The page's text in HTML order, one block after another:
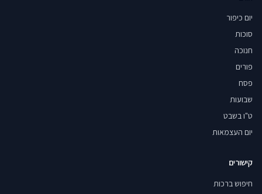
יום כיפור
סוכות
חנוכה
פורים
פסח
שבועות
ט"ו בשבט
יום העצמאות
קישורים
חיפוש ברכות